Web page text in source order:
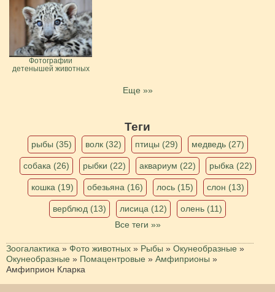
Фотографии
детенышей животных
Еще »»
Теги
рыбы (35) волк (32) птицы (29) медведь (27)
собака (26) рыбки (22) аквариум (22) рыбка (22)
кошка (19) обезьяна (16) лось (15) слон (13)
верблюд (13) лисица (12)
олень (11)
Все теги »»
Зоогалактика » Фото животных » Рыбы » Окунеобразные »
Окунеобразные » Помацентровые » Амфиприоны »
Амфиприон Кларка